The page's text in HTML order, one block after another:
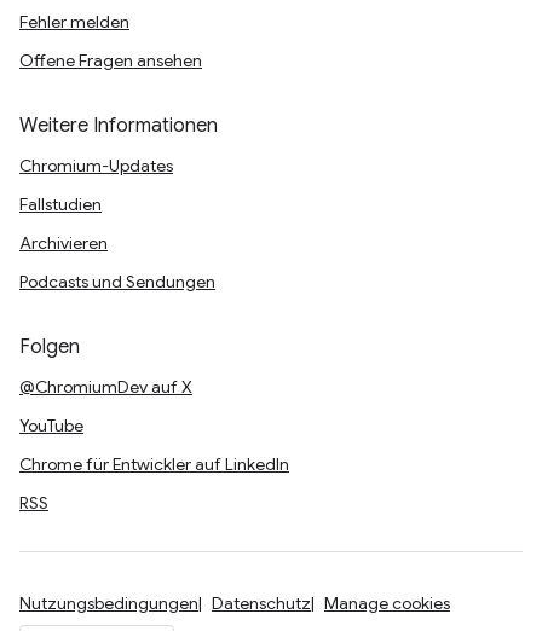
Fehler melden
Offene Fragen ansehen
Weitere Informationen
Chromium-Updates
Fallstudien
Archivieren
Podcasts und Sendungen
Folgen
@ChromiumDev auf X
YouTube
Chrome für Entwickler auf LinkedIn
RSS
Nutzungsbedingungen Datenschutz Manage cookies